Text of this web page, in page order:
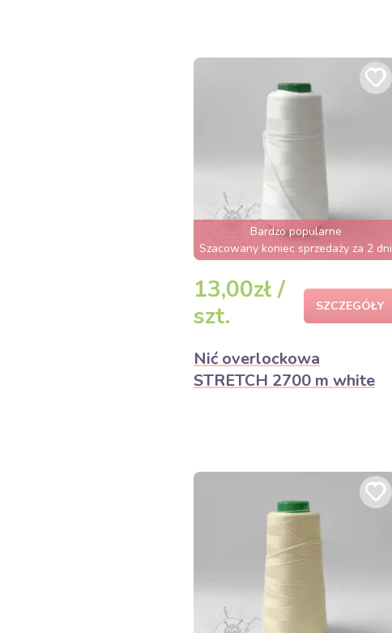
Bardzo popularne
Szacowany koniec sprzedaży za 2 dni
13,00zł /
szt.
SZCZEGÓŁY
Nić overlockowa
STRETCH 2700 m white